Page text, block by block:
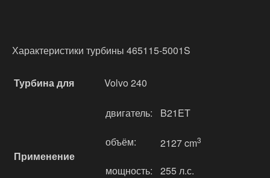
Характеристики турбины 465115-5001S
Турбина для Volvo 240
Применение
двигатель: B21ET
объём: 2127 cm3
мощность: 255 л.с.